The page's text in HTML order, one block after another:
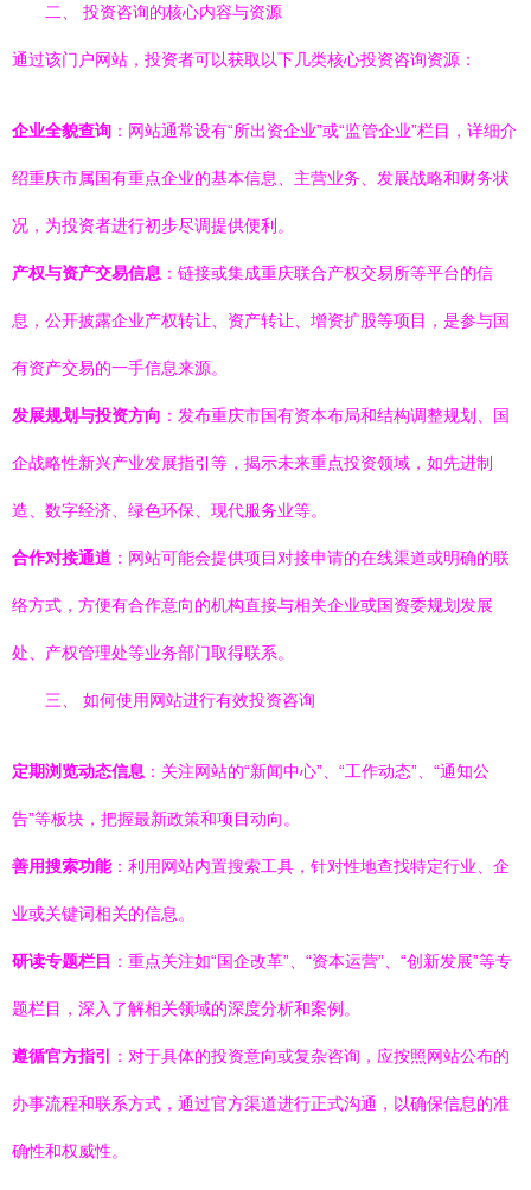
二、 投资咨询的核心内容与资源
通过该门户网站，投资者可以获取以下几类核心投资咨询资源：
企业全貌查询 ：网站通常设有“所出资企业”或“监管企业”栏目，详细介
绍重庆市属国有重点企业的基本信息、主营业务、发展战略和财务状
况，为投资者进行初步尽调提供便利。
产权与资产交易信息 ：链接或集成重庆联合产权交易所等平台的信
息，公开披露企业产权转让、资产转让、增资扩股等项目，是参与国
有资产交易的一手信息来源。
发展规划与投资方向 ：发布重庆市国有资本布局和结构调整规划、国
企战略性新兴产业发展指引等，揭示未来重点投资领域，如先进制
造、数字经济、绿色环保、现代服务业等。
合作对接通道 ：网站可能会提供项目对接申请的在线渠道或明确的联
络方式，方便有合作意向的机构直接与相关企业或国资委规划发展
处、产权管理处等业务部门取得联系。
三、 如何使用网站进行有效投资咨询
定期浏览动态信息 ：关注网站的“新闻中心”、“工作动态”、“通知公
告”等板块，把握最新政策和项目动向。
善用搜索功能：利用网站内置搜索工具，针对性地查找特定行业、企
业或关键词相关的信息。
研读专题栏目 ：重点关注如“国企改革”、“资本运营”、“创新发展”等专
题栏目，深入了解相关领域的深度分析和案例。
遵循官方指引 ：对于具体的投资意向或复杂咨询，应按照网站公布的
办事流程和联系方式，通过官方渠道进行正式沟通，以确保信息的准
确性和权威性。